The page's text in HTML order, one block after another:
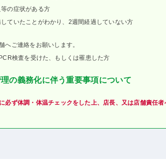
の症状がある方
ていたことがわかり、2週間経過していない方
へご連絡をお願いします。
検査を受けた、もしくは罹患した方
の義務化に伴う重要事項について
必ず体調・体温チェックをした上、店長、又は店舗責任者